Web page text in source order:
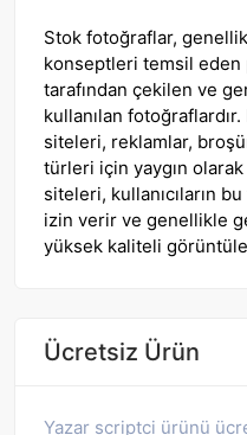
Stok fotoğraflar,
konseptleri temsil eden
tarafından çekilen ve
kullanılan
siteleri, reklamlar,
türleri için yaygın
siteleri, kullanıcıların
izin verir ve genellikle
yüksek kaliteli
Ücretsiz Ürün
Yazar scriptci ürünü